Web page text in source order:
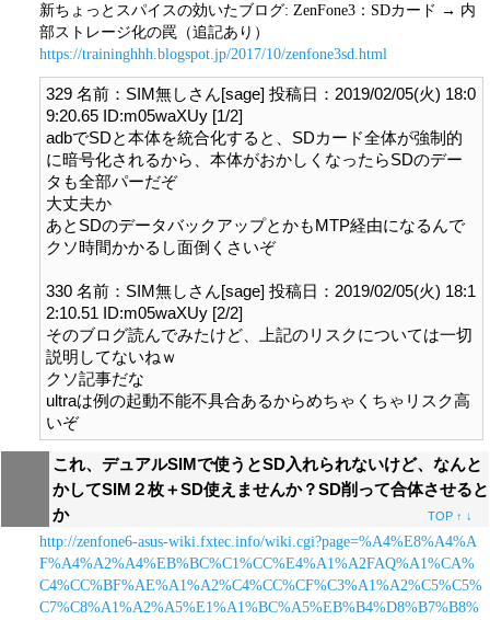
新ちょっとスパイスの効いたブログ: ZenFone3：SDカード → 内
部ストレージ化の罠（追記あり）
https://traininghhh.blogspot.jp/2017/10/zenfone3sd.html
329 名前：SIM無しさん[sage] 投稿日：2019/02/05(火) 18:0
9:20.65 ID:m05waXUy [1/2]
adbでSDと本体を統合化すると、SDカード全体が強制的
に暗号化されるから、本体がおかしくなったらSDのデー
タも全部パーだぞ
大丈夫か
あとSDのデータバックアップとかもMTP経由になるんで
クソ時間かかるし面倒くさいぞ
330 名前：SIM無しさん[sage] 投稿日：2019/02/05(火) 18:1
2:10.51 ID:m05waXUy [2/2]
そのブログ読んでみたけど、上記のリスクについては一切
説明してないねｗ
クソ記事だな
ultraは例の起動不能不具合あるからめちゃくちゃリスク高
これ、デュアルSIMで使うとSD入れられないけど、なんと
かしてSIM２枚＋SD使えませんか？SD削って合体させると
か
TOP ↑ ↓
http://zenfone6-asus-wiki.fxtec.info/wiki.cgi?page=%A4%E8%A4%A
F%A4%A2%A4%EB%BC%C1%CC%E4%A1%A2FAQ%A1%CA%
C4%CC%BF%AE%A1%A2%C4%CC%CF%C3%A1%A2%C5%C5%
C7%C8%A1%A2%A5%E1%A1%BC%A5%EB%B4%D8%B7%B8%